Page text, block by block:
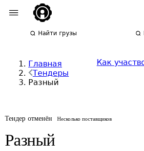
Найти грузы
Главная
Тендеры
Разный
Как
Тендер отменён Несколько поставщиков
Разный